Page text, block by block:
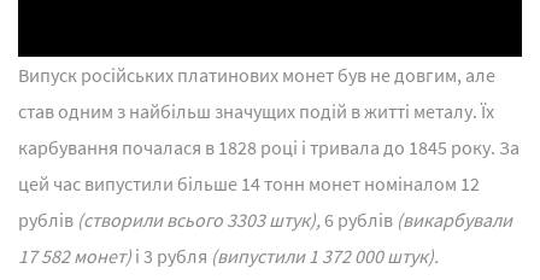
Випуск російських платинових монет був не довгим, але
став одним з найбільш значущих подій в житті металу. Їх
карбування почалася в 1828 році і тривала до 1845 року. За
цей час випустили більше 14 тонн монет номіналом 12
рублів (створили всього 3303 штук),6 рублів (викарбували
17 582 монет) і 3 рубля (випустили 1 372 000 штук).